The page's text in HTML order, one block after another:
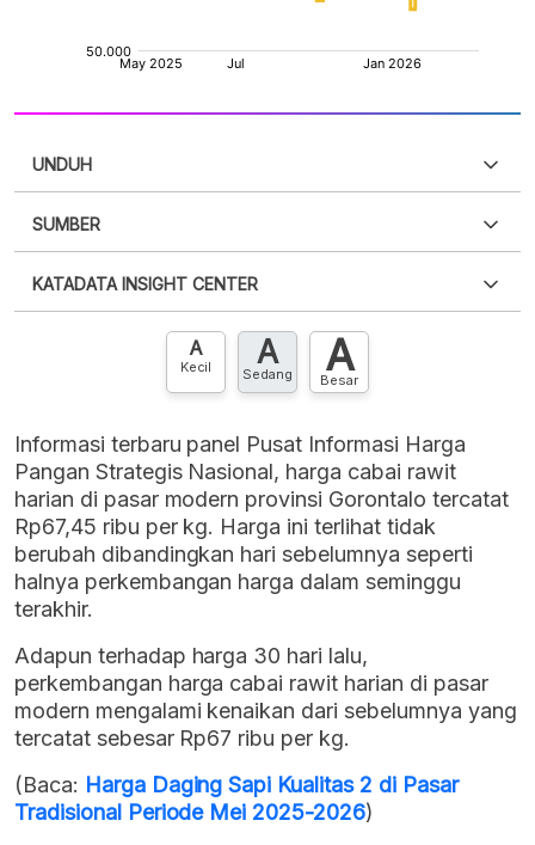
UNDUH
XLS
SUMBER
punya akun?Silakan Daftar sekarang
KATADATA INSIGHT CENTER
Hubungi sekarang »
A
Kecil A
Sedang A
Besar
Informasi terbaru panel Pusat Informasi Harga
Pangan Strategis Nasional, harga cabai rawit
harian di pasar modern provinsi Gorontalo tercatat
Rp67,45 ribu per kg. Harga ini terlihat tidak
berubah dibandingkan hari sebelumnya seperti
halnya perkembangan harga dalam seminggu
terakhir.
Adapun terhadap harga 30 hari lalu,
perkembangan harga cabai rawit harian di pasar
modern mengalami kenaikan dari sebelumnya yang
tercatat sebesar Rp67 ribu per kg.
(Baca: Harga Daging Sapi Kualitas 2 di Pasar
Tradisional Periode Mei 2025-2026)